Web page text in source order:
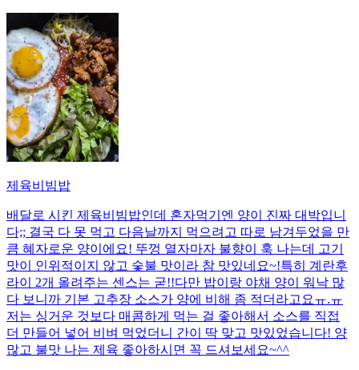
제육비빔밥
배달로 시킨 제육비빔밥인데 혼자먹기엔 양이 진짜 대박입니
다;; 결국 다 못 먹고 다음날까지 먹으려고 따로 남겨두었을 만
큼 혜자로운 양이에요! 뚜껑 열자마자 불향이 훅 나는데 고기
맛이 인위적이지 않고 숯불 맛이라 참 맛있네요~!특히 계란후
라이 2개 올려주는 센스는 굳!! ​다만 밥이랑 야채 양이 워낙 많
다 보니까 기본 고추장 소스가 양에 비해 좀 적더라고요ㅠ.ㅠ
저는 싱거운 것보다 매콤하게 먹는 걸 좋아해서 소스를 직접
더 만들어 넣어 비벼 먹었더니 간이 딱 맞고 맛있었습니다! 양
많고 불맛 나는 제육 좋아하시면 꼭 드셔보세요~^^